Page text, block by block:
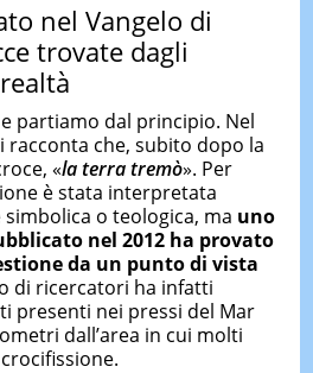
nel Vangelo di
trovate dagli
partiamo dal principio. Nel
racconta che, subito dopo la
«la terra tremò». Per
è stata interpretata
o teologica, ma uno
nel 2012 ha provato
da un punto di vista
di ricercatori ha infatti
presenti nei pressi del Mar
dall’area in cui molti